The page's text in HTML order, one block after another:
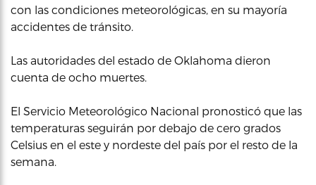
con las condiciones meteorológicas, en su mayoría
accidentes de tránsito.
Las autoridades del estado de Oklahoma dieron
cuenta de ocho muertes.
El Servicio Meteorológico Nacional pronosticó que las
temperaturas seguirán por debajo de cero grados
Celsius en el este y nordeste del país por el resto de la
semana.